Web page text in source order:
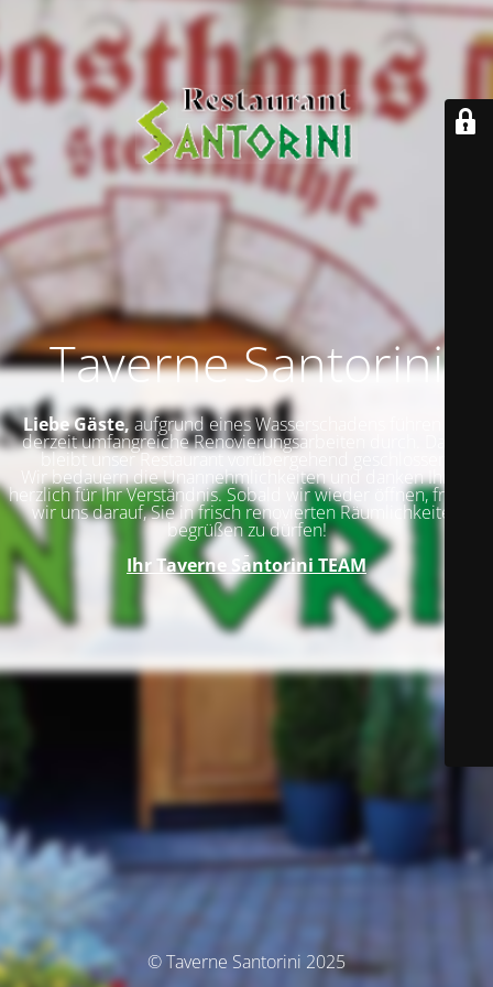
Taverne Santorini
Liebe Gäste,aufgrund eines Wasserschadens führen wir
derzeit umfangreiche Renovierungsarbeiten durch. Daher
bleibt unser Restaurant vorübergehend geschlossen.
Wir bedauern die Unannehmlichkeiten und danken Ihnen
herzlich für Ihr Verständnis. Sobald wir wieder öffnen, freuen
wir uns darauf, Sie in frisch renovierten Räumlichkeiten
begrüßen zu dürfen!
Ihr Taverne Santorini TEAM
© Taverne Santorini 2025